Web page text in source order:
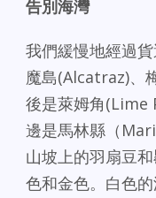
告別海灣
我們緩慢地經過
魔島(Alcatraz)、
後是萊姆角(Lime
邊是馬林縣（
山坡上的羽扇豆
色和金色。白色